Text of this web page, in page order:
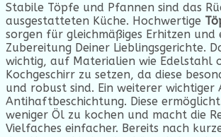
Stabile Töpfe und Pfannen sind das
ausgestatteten Küche. Hochwertige
sorgen für gleichmäßiges Erhitzen und
Zubereitung Deiner Lieblingsgerichte.
wichtig, auf Materialien wie Edelstahl
Kochgeschirr zu setzen, da diese
und robust sind. Ein weiterer wichtiger
Antihaftbeschichtung. Diese
weniger Öl zu kochen und macht die
Vielfaches einfacher. Bereits nach